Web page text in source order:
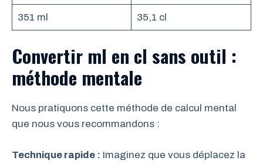
351 ml 35,1 cl
Convertir ml en cl sans outil :
méthode mentale
Nous pratiquons cette méthode de calcul mental
que nous vous recommandons :
Technique rapide : Imaginez que vous déplacez la